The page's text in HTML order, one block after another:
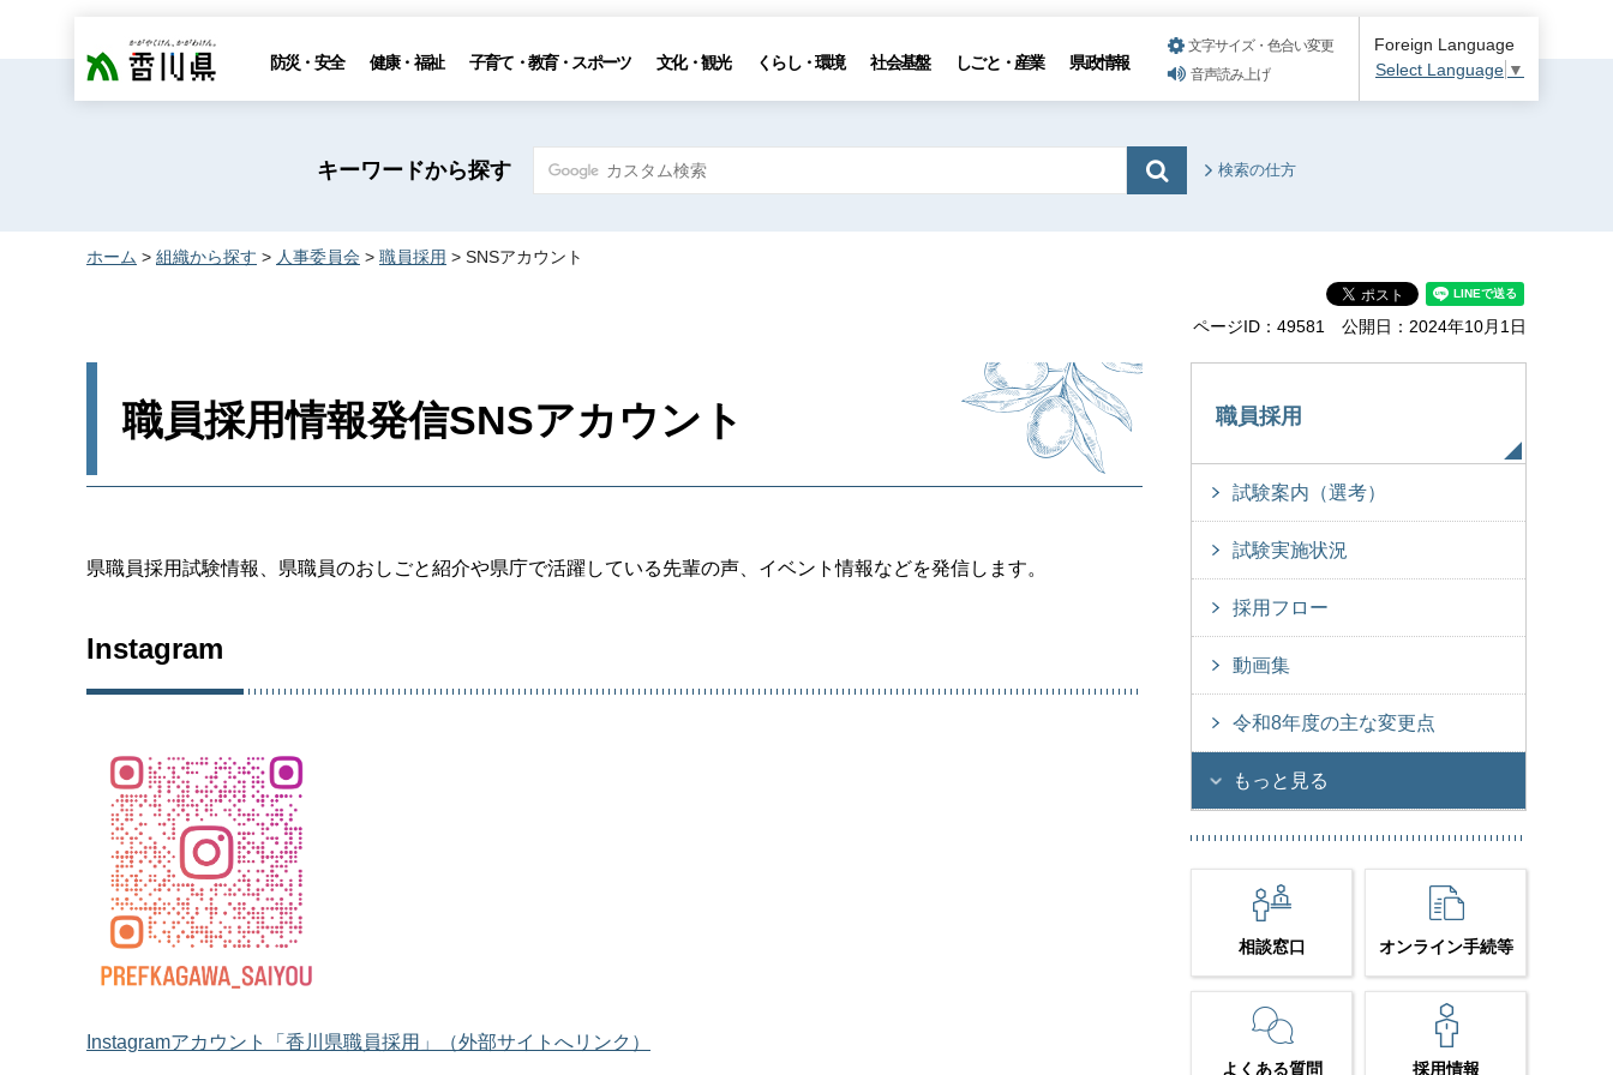
香川県 防災・安全 健康・福祉 子育て・教育・スポーツ 文化・観光 くらし・環境 社会基盤 しごと・産業 県政情報
文字サイズ・色合い変更
音声読み上げ
Foreign Language
Select Language ▼
キーワードから探す 検索の仕方
ホーム > 組織から探す > 人事委員会 > 職員採用 > SNSアカウント
ページID：49581 公開日：2024年10月1日
職員採用情報発信SNSアカウント
県職員採用試験情報、県職員のおしごと紹介や県庁で活躍している先輩の声、イベント情報などを発信します。
Instagram
Instagramアカウント「香川県職員採用」（外部サイトへリンク）
職員採用
試験案内（選考）
試験実施状況
採用フロー
動画集
令和8年度の主な変更点
もっと見る
相談窓口 オンライン手続等
よくある質問 採用情報